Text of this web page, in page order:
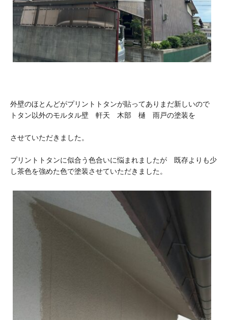
外壁のほとんどがプリントトタンが貼ってありまだ新しいので
トタン以外のモルタル壁 軒天 木部 樋 雨戸の塗装を
させていただきました。
プリントトタンに似合う色合いに悩まれましたが 既存よりも少
し茶色を強めた色で塗装させていただきました。